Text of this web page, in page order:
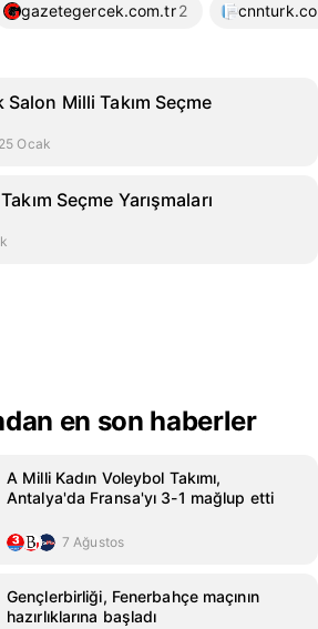
gazetegercek.com.tr2
Milli Takım Seçme
25 Ocak
Seçme Yarışmaları
en son haberler
A Milli Kadın Voleybol Takımı,
Antalya'da Fransa'yı 3-1 mağlup etti
7 Ağustos
Gençlerbirliği, Fenerbahçe maçının
hazırlıklarına başladı